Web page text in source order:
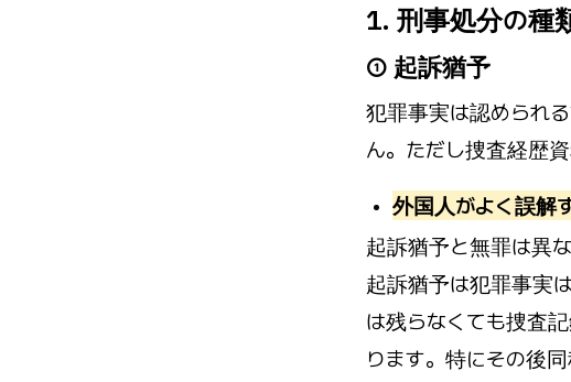
1. 刑事処分の種
① 起訴猶予
犯罪事実は認められ
ん。ただし捜査経歴
外国人がよく誤解
起訴猶予と無罪は異
起訴猶予は犯罪事実
は残らなくても捜査
ります。特にその後